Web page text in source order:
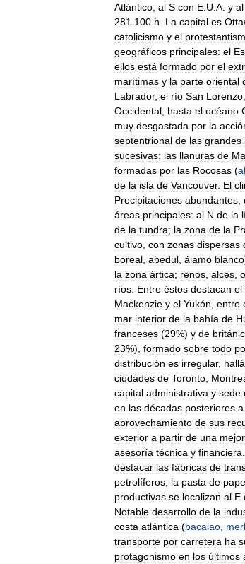
Atlántico al S con E U A y al
281 100 h La capital es
catolicismo y el
geográficos principales: el
ellos está formado por el
marítimas y la parte oriental
Labrador, el río San Lorenzo
Occidental hasta el océano
muy desgastada por la
septentrional de las grandes
sucesivas: las llanuras de
formadas por las Rocosas (al
de la isla de Vancouver. El
Precipitaciones abundantes
áreas principales: al N de la
de la tundra; la zona de la
cultivo con zonas dispersas
boreal abedul álamo blanco
la zona ártica; renos alces
ríos Entre éstos destacan el
Mackenzie y el Yukón entre
mar interior de la bahía de
franceses (29%) y de
23%), formado sobre todo
distribución es irregular,
ciudades de Toronto
capital administrativa y sede
en las décadas posteriores a
aprovechamiento de sus
exterior a partir de una
asesoría técnica y financiera
destacar las fábricas de
petrolíferos la pasta de
productivas se localizan al E
Notable desarrollo de la
costa atlántica (bacalao
transporte por carretera ha
protagonismo en los últimos